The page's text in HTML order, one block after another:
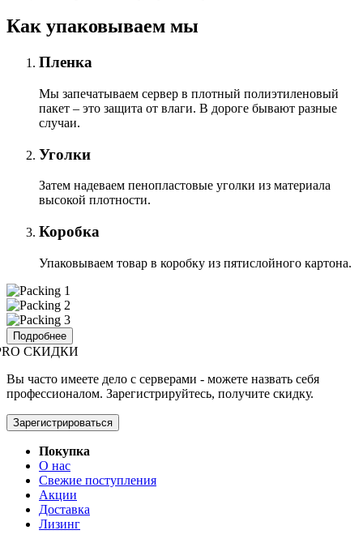
Как упаковываем мы
Пленка
Мы запечатываем сервер в плотный полиэтиленовый
пакет – это защита от влаги. В дороге бывают разные
случаи.
Уголки
Затем надеваем пенопластовые уголки из материала
высокой плотности.
Коробка
Упаковываем товар в коробку из пятислойного картона.
Подробнее
СКИДКИ
Вы часто имеете дело с серверами - можете назвать себя
профессионалом. Зарегистрируйтесь, получите скидку.
Зарегистрироваться
Покупка
О нас
Свежие поступления
Акции
Доставка
Лизинг